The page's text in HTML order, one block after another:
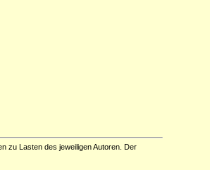
zu Lasten des jeweiligen Autoren. Der